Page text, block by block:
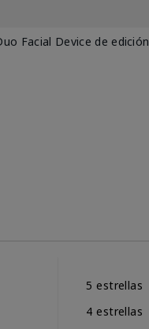
Facial Device de edición
5 estrellas
4 estrellas